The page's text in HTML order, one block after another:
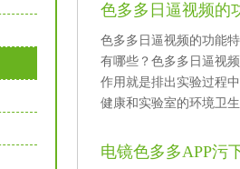
色多多日逼视频的
色多多日逼视频的功能特
有哪些？色多多日逼视
作用就是排出实验过程中
健康和实验室的环境卫生
电镜色多多APP污